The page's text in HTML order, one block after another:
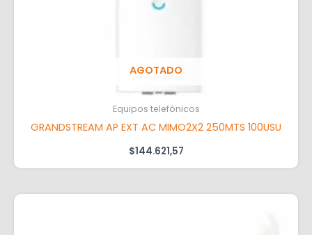
AGOTADO
Equipos telefónicos
GRANDSTREAM AP EXT AC MIMO2X2 250MTS 100USU
$144.621,57